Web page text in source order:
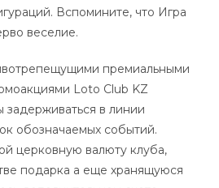
Вспомините, что Игра
веселие.
премиальными
Loto Club KZ
задерживаться в линии
обозначаемых событий.
церковную валюту клуба,
подарка а еще хранящуюся